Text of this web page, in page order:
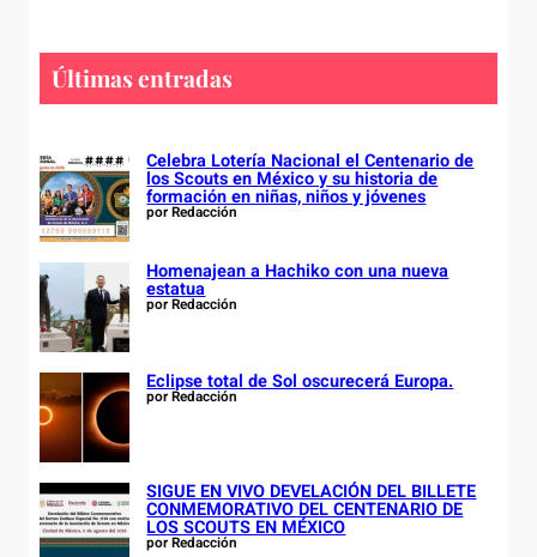
r
h
Últimas entradas
Celebra Lotería Nacional el Centenario de
los Scouts en México y su historia de
formación en niñas, niños y jóvenes
por Redacción
Homenajean a Hachiko con una nueva
estatua
por Redacción
Eclipse total de Sol oscurecerá Europa.
por Redacción
SIGUE EN VIVO DEVELACIÓN DEL BILLETE
CONMEMORATIVO DEL CENTENARIO DE
LOS SCOUTS EN MÉXICO
por Redacción